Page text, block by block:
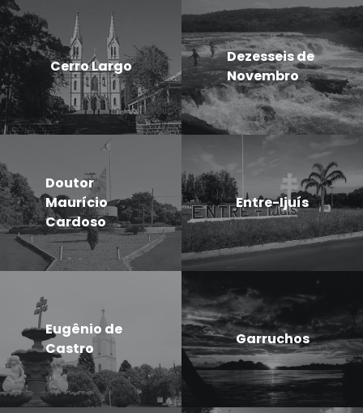
Cerro Largo
Dezesseis de
Novembro
Doutor
Maurício
Cardoso
Entre-Ijuís
Eugênio de
Castro
Garruchos